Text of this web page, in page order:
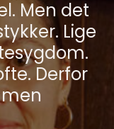
Men det
Lige
Derfor